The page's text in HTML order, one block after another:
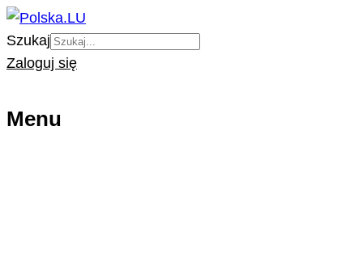
Szukaj
Zaloguj się
Menu